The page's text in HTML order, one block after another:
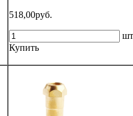
518,00руб.
шт
Купить